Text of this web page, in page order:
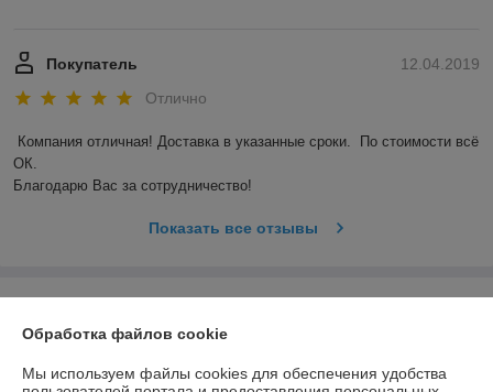
12.04.2019
Покупатель
Отлично
Компания отличная! Доставка в указанные сроки.  По стоимости всё
ОК.
Благодарю Вас за сотрудничество!
Показать все отзывы
О нас
Обработка файлов cookie
Мы используем файлы cookies для обеспечения удобства